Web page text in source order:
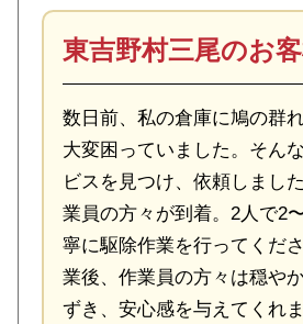
東吉野村三尾のお
数日前、私の倉庫に鳩の群
大変困っていました。そん
ビスを見つけ、依頼しまし
業員の方々が到着。2人で2
寧に駆除作業を行ってくだ
業後、作業員の方々は穏や
ずき、安心感を与えてくれ